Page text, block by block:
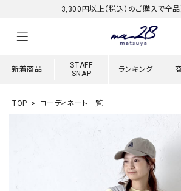
3,300円以上（税込）のご購入で全
新着商品
STAFF
SNAP
ランキング
TOP コーディネート一覧